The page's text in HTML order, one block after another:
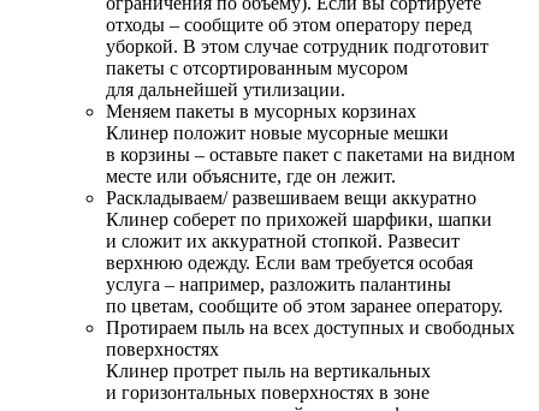
отходы – сообщите об этом оператору перед
уборкой. В этом случае сотрудник подготовит
пакеты с отсортированным мусором
для дальнейшей утилизации.
Меняем пакеты в мусорных корзинах
Клинер положит новые мусорные мешки
в корзины – оставьте пакет с пакетами на видном
месте или объясните, где он лежит.
Раскладываем/ развешиваем вещи аккуратно
Клинер соберет по прихожей шарфики, шапки
и сложит их аккуратной стопкой. Развесит
верхнюю одежду. Если вам требуется особая
услуга – например, разложить палантины
по цветам, сообщите об этом заранее оператору.
Протираем пыль на всех доступных и свободных
поверхностях
Клинер протрет пыль на вертикальных
и горизонтальных поверхностях в зоне